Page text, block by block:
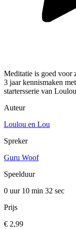
Meditatie is goed voor
3 jaar kennismaken
startersserie van
Auteur
Loulou en Lou
Spreker
Guru Woof
Speelduur
0 uur 10 min 32 sec
Prijs
€ 2,99